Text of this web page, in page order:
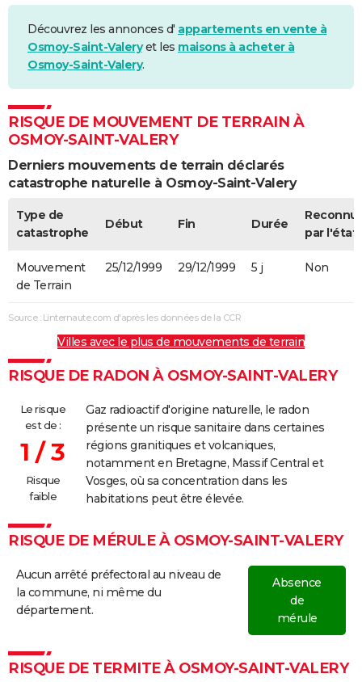
Découvrez les annonces d' appartements en vente à
Osmoy-Saint-Valeryet les maisons à acheter à
Osmoy-Saint-Valery.
RISQUE DE MOUVEMENT DE TERRAIN À
OSMOY-SAINT-VALERY
Derniers mouvements de terrain déclarés
catastrophe naturelle à Osmoy-Saint-Valery
Type de
catastrophe
Début Fin Durée
par l'état
Mouvement
de Terrain
25/12/1999 29/12/1999 5 j Non
Source : Linternaute.com d'après les données de la CCR
Villes avec le plus de mouvements de terrain
RISQUE DE RADON À OSMOY-SAINT-VALERY
Le risque
est de :
1 / 3
Risque
faible
Gaz radioactif d'origine naturelle, le radon
présente un risque sanitaire dans certaines
régions granitiques et volcaniques,
notamment en Bretagne, Massif Central et
Vosges, où sa concentration dans les
habitations peut être élevée.
RISQUE DE MÉRULE À OSMOY-SAINT-VALERY
Aucun arrêté préfectoral au niveau de
la commune, ni même du
département.
Absence
de
mérule
RISQUE DE TERMITE À OSMOY-SAINT-VALERY